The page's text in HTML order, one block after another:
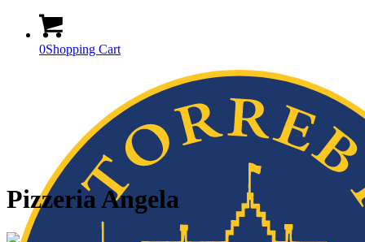
0Shopping Cart
Pizzeria Angela